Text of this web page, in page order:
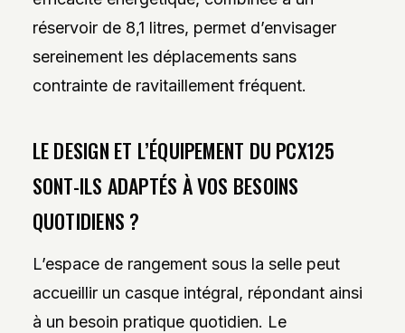
réservoir de 8,1 litres, permet d’envisager
sereinement les déplacements sans
contrainte de ravitaillement fréquent.
LE DESIGN ET L’ÉQUIPEMENT DU PCX125
SONT-ILS ADAPTÉS À VOS BESOINS
QUOTIDIENS ?
L’espace de rangement sous la selle peut
accueillir un casque intégral, répondant ainsi
à un besoin pratique quotidien. Le